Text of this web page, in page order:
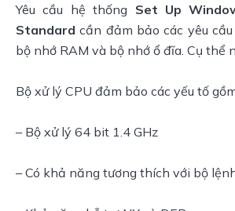
Yêu cầu hệ thống Set Up
Standard cần đảm bảo các yêu
bộ nhớ RAM và bộ nhớ ổ đĩa. Cụ thể
Bộ xử lý CPU đảm bảo các yếu tố
– Bộ xử lý 64 bit 1.4 GHz
– Có khả năng tương thích với bộ